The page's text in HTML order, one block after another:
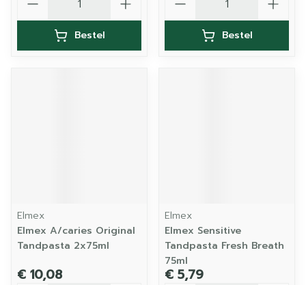
Bestel Bestel
Elmex
Elmex A/caries Original
Tandpasta 2x75ml
€ 10,08
Elmex
Elmex Sensitive
Tandpasta Fresh Breath
75ml
€ 5,79